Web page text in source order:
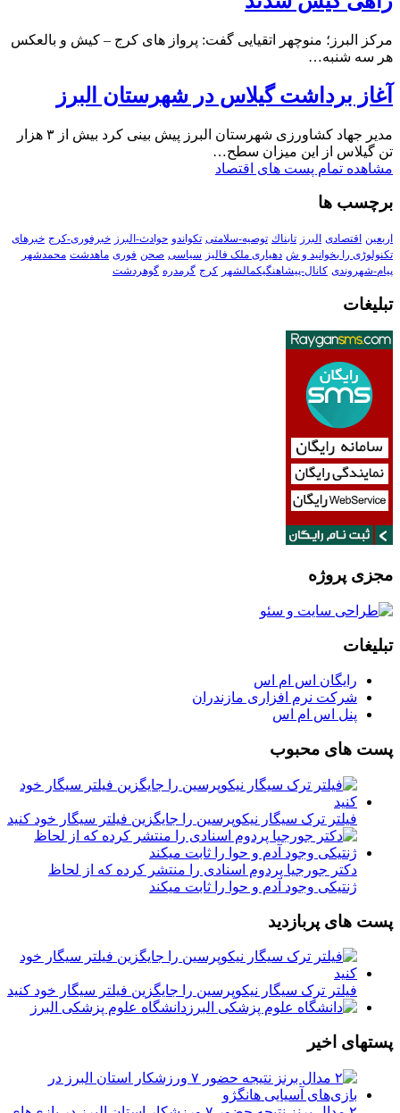
مرکز البرز؛ منوچهر اتقیایی گفت: پرواز های کرج – کیش و بالعکس
هر سه شنبه…
آغاز برداشت گیلاس در شهرستان البرز
مدیر جهاد کشاورزی شهرستان البرز پیش بینی کرد بیش از ۳ هزار
تن گیلاس از این میزان سطح…
مشاهده تمام پست های اقتصاد
برچسب ها
اربعین اقتصادی البرز تابناك توصیه-سلامتی تکواندو حوادث-البرز خبرفوری-کرج خبرهای
تکنولوڑی را بخوانید و ش دهیاری ملک فالیز سیاسی صحن فوری ماهدشت محمدشهر
پیام-شهروندی کانال-پیشاهنگیکمالشهر کرج گرمدره گوهردشت
تبلیغات
مجزی پروژه
تبلیغات
رایگان اس ام اس
شرکت نرم افزاری مازندران
پنل اس ام اس
پست های محبوب
فیلتر ترک سیگار نیکوپرسین را جایگزین فیلتر سیگار خود کنید
دکتر جورجیا پردوم اسنادی را منتشر کرده که از لحاظ
ژنتیکی وجود آدم و حوا را ثابت میکند
پست های پربازدید
فیلتر ترک سیگار نیکوپرسین را جایگزین فیلتر سیگار خود کنید
دانشگاه علوم پزشکی البرز
پستهای اخیر